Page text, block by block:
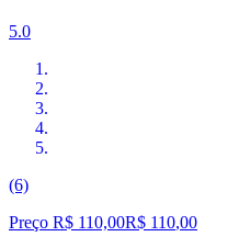
5.0
(6)
Preço R$ 110,00R$ 110,00